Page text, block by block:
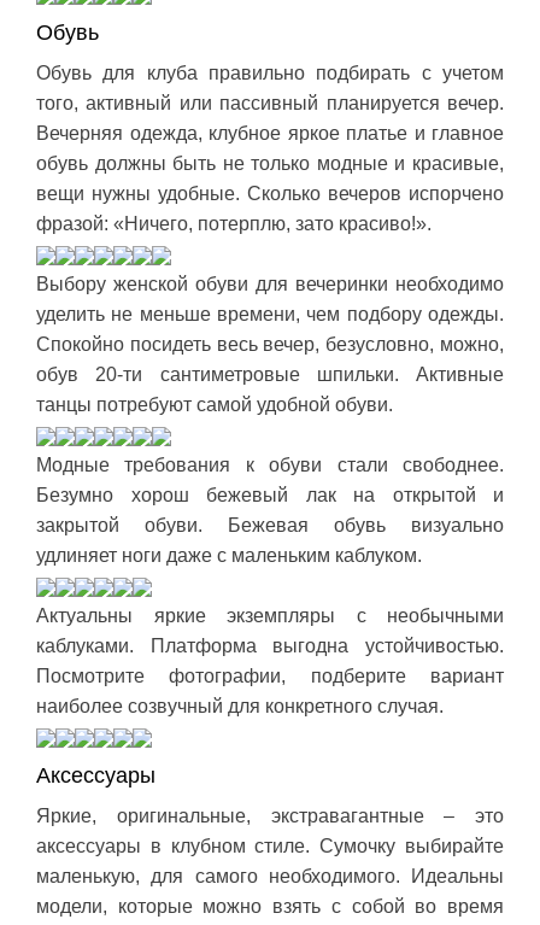
Обувь
Обувь для клуба правильно подбирать с учетом
того, активный или пассивный планируется вечер.
Вечерняя одежда, клубное яркое платье и главное
обувь должны быть не только модные и красивые,
вещи нужны удобные. Сколько вечеров испорчено
фразой: «Ничего, потерплю, зато красиво!».
Выбору женской обуви для вечеринки необходимо
уделить не меньше времени, чем подбору одежды.
Спокойно посидеть весь вечер, безусловно, можно,
обув 20-ти сантиметровые шпильки. Активные
танцы потребуют самой удобной обуви.
Модные требования к обуви стали свободнее.
Безумно хорош бежевый лак на открытой и
закрытой обуви. Бежевая обувь визуально
удлиняет ноги даже с маленьким каблуком.
Актуальны яркие экземпляры с необычными
каблуками. Платформа выгодна устойчивостью.
Посмотрите фотографии, подберите вариант
наиболее созвучный для конкретного случая.
Аксессуары
Яркие, оригинальные, экстравагантные – это
аксессуары в клубном стиле. Сумочку выбирайте
маленькую, для самого необходимого. Идеальны
модели, которые можно взять с собой во время